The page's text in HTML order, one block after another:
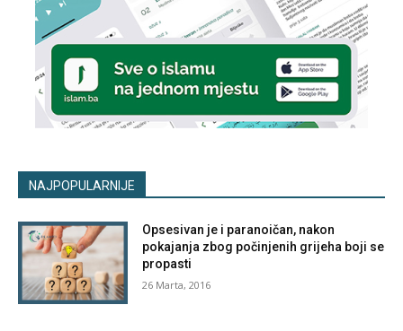
NAJPOPULARNIJE
Opsesivan je i paranoičan, nakon
pokajanja zbog počinjenih grijeha boji se
propasti
26 Marta, 2016